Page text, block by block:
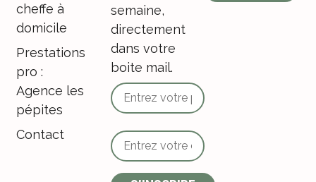
cheffe à
domicile
Prestations
pro :
Agence les
pépites
Contact
semaine,
directement
dans votre
boite mail.